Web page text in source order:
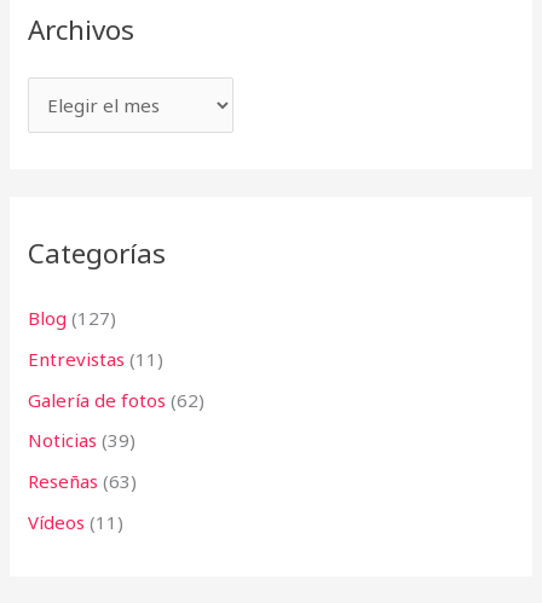
a
o
Archivos
o
s
Categorías
Blog (127)
Entrevistas (11)
Galería de fotos (62)
Noticias (39)
Reseñas (63)
Vídeos (11)